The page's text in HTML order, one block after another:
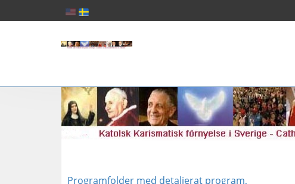
Programfolder med detaljerat program,